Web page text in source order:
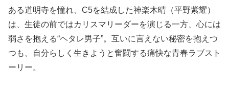
ある道明寺を憧れ、C5を結成した神楽木晴（平野紫耀）
は、生徒の前ではカリスマリーダーを演じる一方、心には
弱さを抱える“ヘタレ男子”。互いに言えない秘密を抱えつ
つも、自分らしく生きようと奮闘する痛快な青春ラブスト
ーリー。